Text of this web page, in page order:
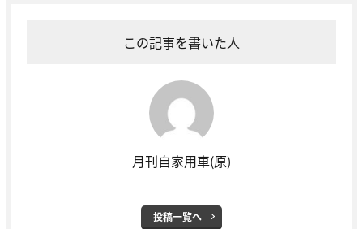
この記事を書いた人
月刊自家用車(原)
投稿一覧へ